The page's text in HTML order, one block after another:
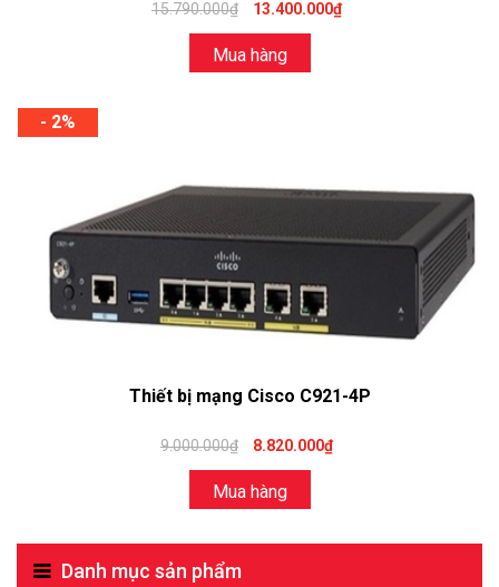
15.790.000₫ 13.400.000₫
Mua hàng
- 2%
Thiết bị mạng Cisco C921-4P
9.000.000₫ 8.820.000₫
Mua hàng
Danh mục sản phẩm